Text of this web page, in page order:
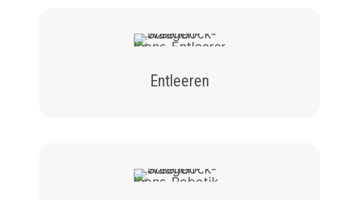
Entleeren